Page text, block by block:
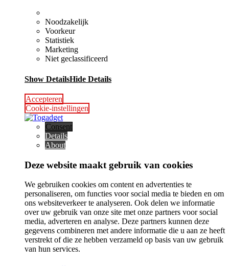
Noodzakelijk
Voorkeur
Statistiek
Marketing
Niet geclassificeerd
Show DetailsHide Details
Accepteren
Cookie-instellingen
Consent
Details
About
Deze website maakt gebruik van cookies
We gebruiken cookies om content en advertenties te
personaliseren, om functies voor social media te bieden en om
ons websiteverkeer te analyseren. Ook delen we informatie
over uw gebruik van onze site met onze partners voor social
media, adverteren en analyse. Deze partners kunnen deze
gegevens combineren met andere informatie die u aan ze heeft
verstrekt of die ze hebben verzameld op basis van uw gebruik
van hun services.